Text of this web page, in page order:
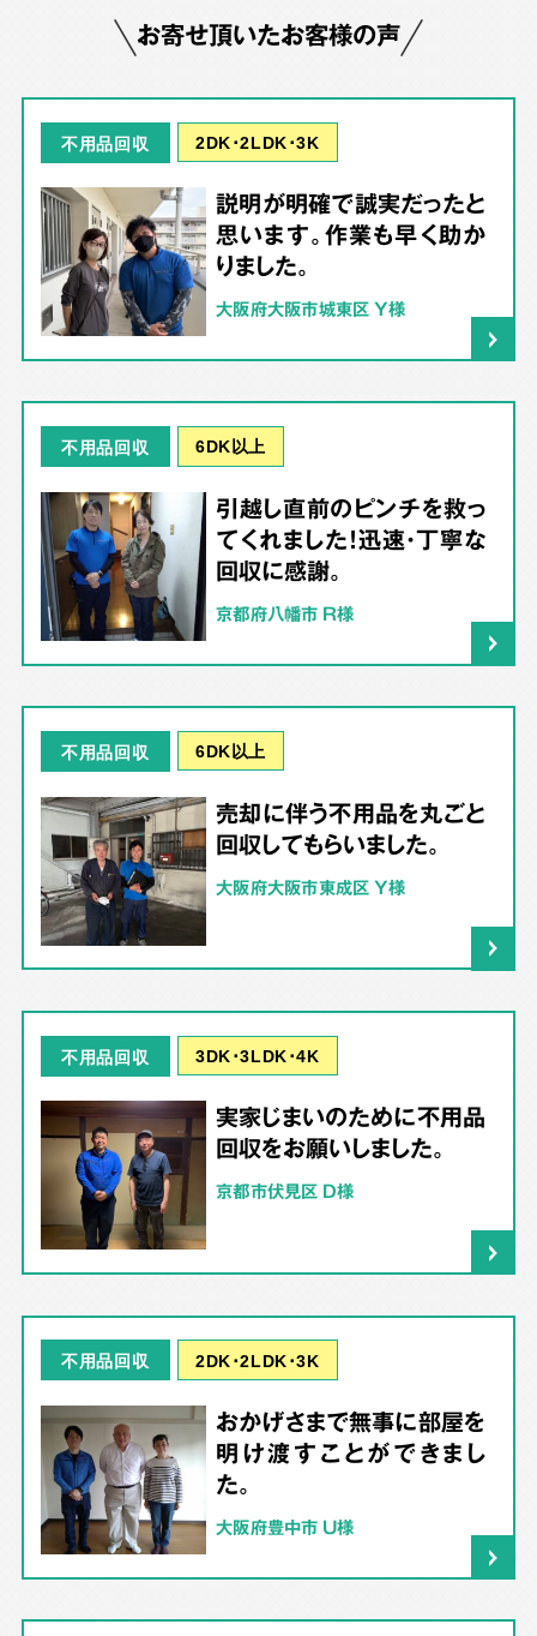
お寄せ頂いたお客様の声
不用品回収 2DK･2LDK･3K
説明が明確で誠実だったと
思います。作業も早く助か
りました。
大阪府大阪市城東区 Y様
不用品回収 6DK以上
引越し直前のピンチを救っ
てくれました！迅速・丁寧な
回収に感謝。
京都府八幡市 R様
不用品回収 6DK以上
売却に伴う不用品を丸ごと
回収してもらいました。
大阪府大阪市東成区 Y様
不用品回収 3DK･3LDK･4K
実家じまいのために不用品
回収をお願いしました。
京都市伏見区 D様
不用品回収 2DK･2LDK･3K
おかげさまで無事に部屋を
明け渡すことができまし
た。
大阪府豊中市 U様